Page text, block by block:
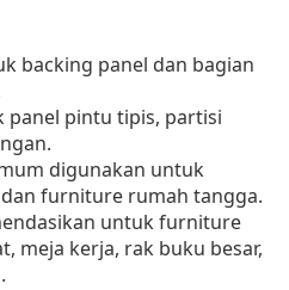
backing panel dan bagian
panel pintu tipis, partisi
digunakan untuk
furniture rumah tangga.
untuk furniture
meja kerja, rak buku besar,